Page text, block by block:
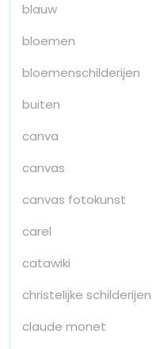
blauw
bloemen
bloemenschilderijen
buiten
canva
canvas
canvas fotokunst
carel
catawiki
christelijke schilderijen
claude monet